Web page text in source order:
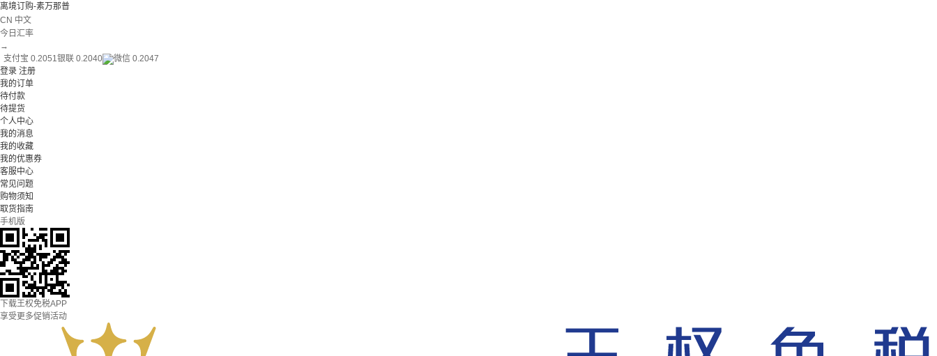
离境订购-素万那普
CN 中文
今日汇率
→
支付宝 0.2051银联 0.2040
微信 0.2047
登录 注册
我的订单
待付款
待提货
个人中心
我的消息
我的收藏
我的优惠券
客服中心
常见问题
购物须知
取货指南
手机版
下载王权免税APP
享受更多促销活动